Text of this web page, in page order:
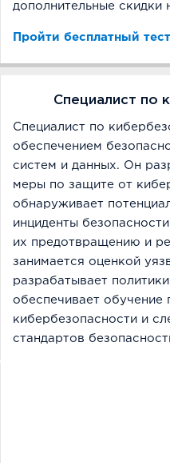
дополнительные скидки
Пройти бесплатный тест
Специалист по
Специалист по
обеспечением
систем и данных. Он
меры по защите от
обнаруживает
инциденты
их предотвращению и
занимается оценкой
разрабатывает
обеспечивает обучение
кибербезопасности и
стандартов